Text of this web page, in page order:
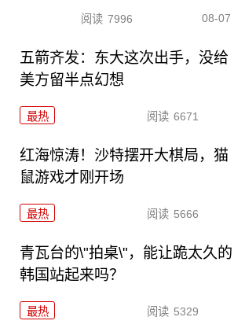
阅读 7996 08-07
五箭齐发：东大这次出手，没给
美方留半点幻想
最热 阅读 6671
红海惊涛！沙特摆开大棋局，猫
鼠游戏才刚开场
最热 阅读 5666
青瓦台的\"拍桌\"，能让跪太久的
韩国站起来吗？
最热 阅读 5329